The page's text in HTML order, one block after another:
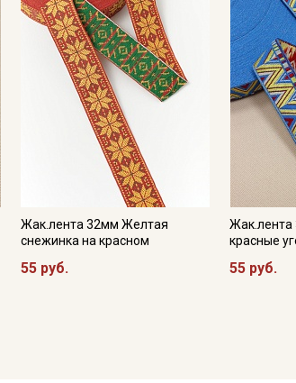
Жак.лента 32мм Желтая
снежинка на красном
55 руб.
красные
55 руб.